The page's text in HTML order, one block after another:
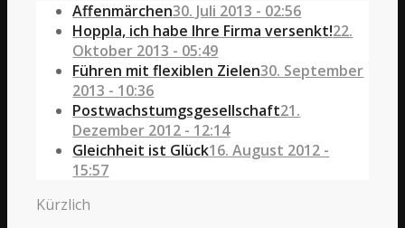
Affenmärchen30. Juli 2013 - 02:56
Hoppla, ich habe Ihre Firma versenkt!22.
Oktober 2013 - 05:49
Führen mit flexiblen Zielen30. September
2013 - 10:36
Postwachstumgsgesellschaft21.
Dezember 2012 - 12:14
Gleichheit ist Glück16. August 2012 -
15:57
Kürzlich